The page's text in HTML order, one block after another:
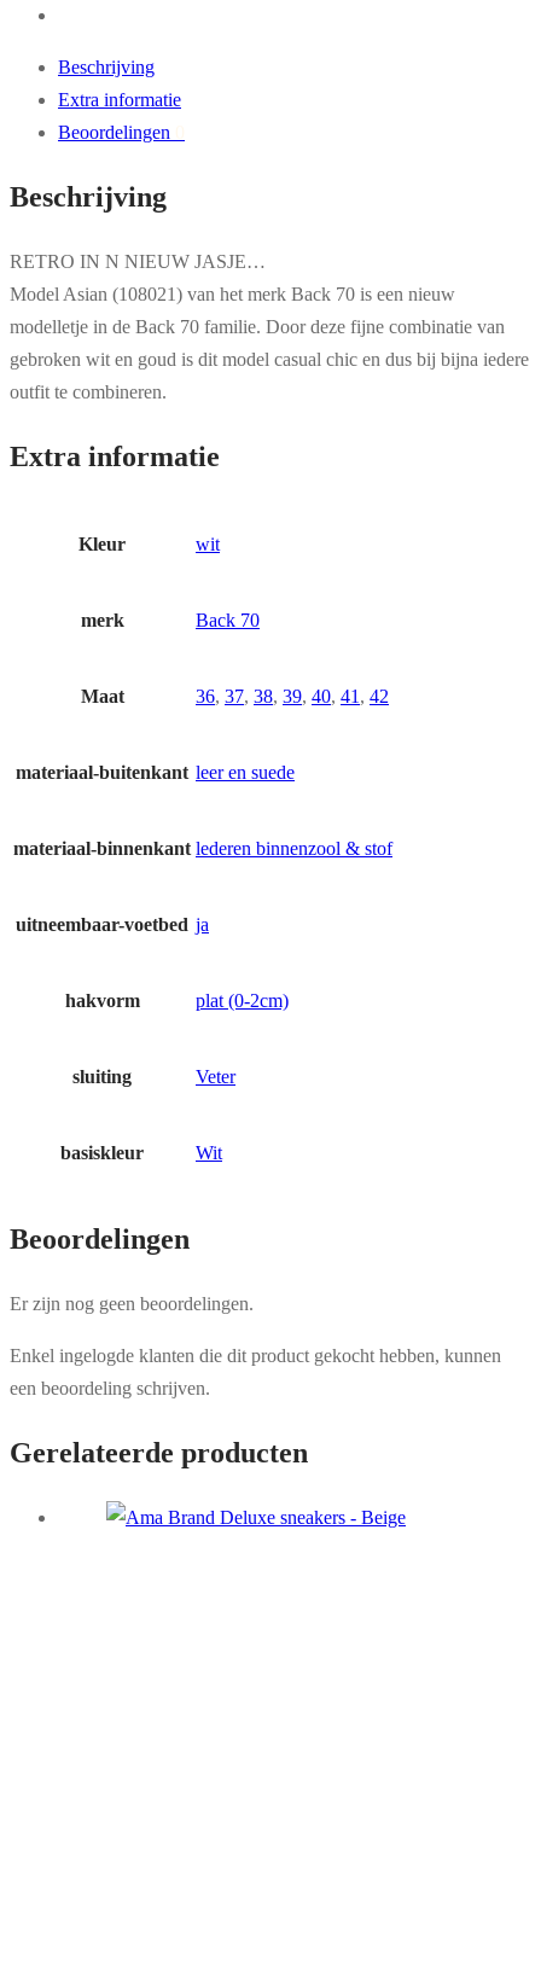
Beschrijving
Extra informatie
Beoordelingen
Beschrijving
RETRO IN N NIEUW JASJE…
Model Asian (108021) van het merk Back 70 is een nieuw
modelletje in de Back 70 familie. Door deze fijne combinatie van
gebroken wit en goud is dit model casual chic en dus bij bijna iedere
outfit te combineren.
Extra informatie
Kleur wit
merk Back 70
Maat 36, 37, 38, 39, 40, 41 , 42
materiaal-buitenkant leer en suede
materiaal-binnenkant lederen binnenzool & stof
uitneembaar-voetbed ja
hakvorm plat (0-2cm)
sluiting Veter
basiskleur Wit
Beoordelingen
Er zijn nog geen beoordelingen.
Enkel ingelogde klanten die dit product gekocht hebben, kunnen
een beoordeling schrijven.
Gerelateerde producten